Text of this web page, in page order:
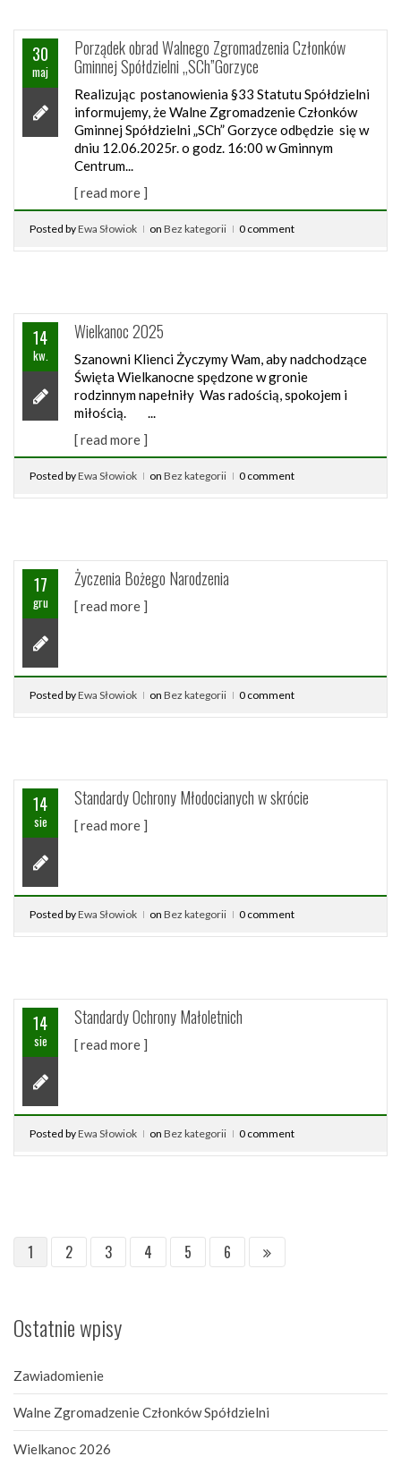
30
maj
Porządek obrad Walnego Zgromadzenia Członków
Gminnej Spółdzielni „SCh”Gorzyce
Realizując postanowienia §33 Statutu Spółdzielni
informujemy, że Walne Zgromadzenie Członków
Gminnej Spółdzielni „SCh” Gorzyce odbędzie się w
dniu 12.06.2025r. o godz. 16:00 w Gminnym
Centrum...
[ read more ]
Posted byEwa Słowiok on Bez kategorii 0 comment
14
kw.
Wielkanoc 2025
Szanowni Klienci Życzymy Wam, aby nadchodzące
Święta Wielkanocne spędzone w gronie
rodzinnym napełniły Was radością, spokojem i
miłością. ...
[ read more ]
Posted byEwa Słowiok on Bez kategorii 0 comment
17
gru
Życzenia Bożego Narodzenia
[ read more ]
Posted byEwa Słowiok on Bez kategorii 0 comment
14
sie
Standardy Ochrony Młodocianych w skrócie
[ read more ]
Posted byEwa Słowiok on Bez kategorii 0 comment
14
sie
Standardy Ochrony Małoletnich
[ read more ]
Posted byEwa Słowiok on Bez kategorii 0 comment
1 2 3 4 5 6
Ostatnie wpisy
Zawiadomienie
Walne Zgromadzenie Członków Spółdzielni
Wielkanoc 2026